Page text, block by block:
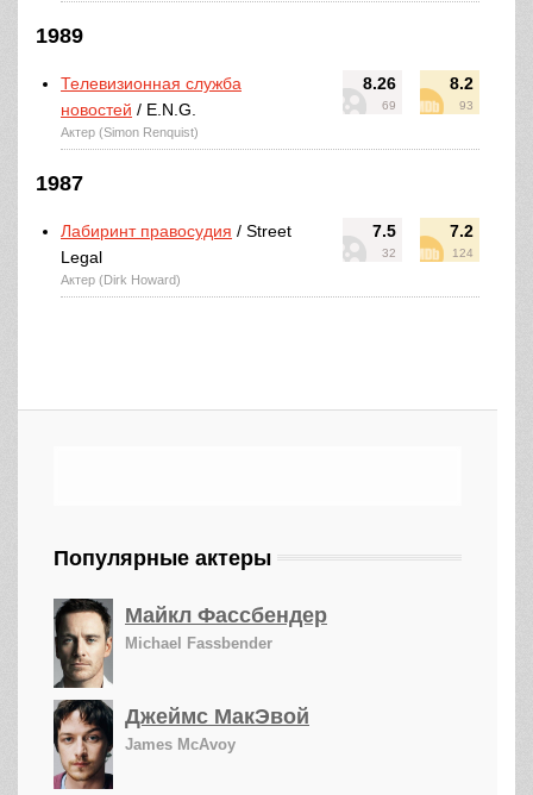
1989
8.26
69
8.2
93
Телевизионная служба
новостей / E.N.G.
Актер (Simon Renquist)
1987
7.5
32
7.2
124
Лабиринт правосудия / Street
Legal
Актер (Dirk Howard)
Популярные актеры
Майкл Фассбендер
Michael Fassbender
Джеймс МакЭвой
James McAvoy